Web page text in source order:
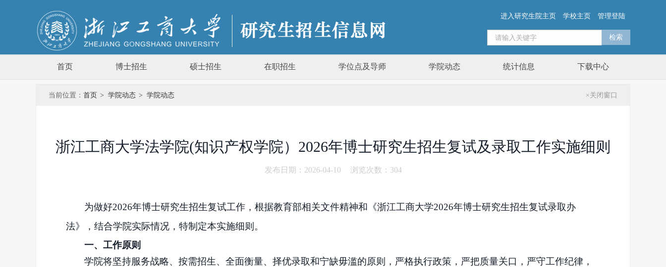
进入研究生院主页 学校主页 管理登陆
首页 博士招生 硕士招生 在职招生 学位点及导师 学院动态 统计信息 下载中心
当前位置： 首页 > 学院动态 > 学院动态 ×关闭窗口
浙江工商大学法学院(知识产权学院）2026年博士研究生招生复试及录取工作实施细则
发布日期：2026-04-10 浏览次数： 304
为做好2026年博士研究生招生复试工作，根据教育部相关文件精神和 《浙江工商大学2026年博士研究生招生复试录取办
法》
，结合学院实际情况，特制定本实施细则。
一、工作原则
学院将坚持服务战略、按需招生、全面衡量、择优录取和宁缺毋滥的原则，严格执行政策，严把质量关口，严守工作纪律，